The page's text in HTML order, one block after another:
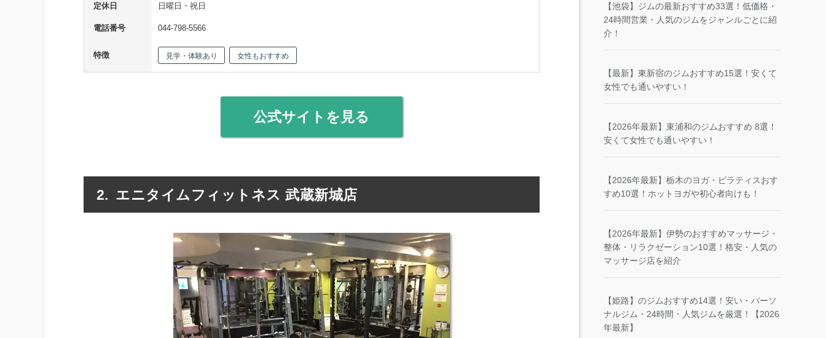
定休日 日曜日・祝日
電話番号 044-798-5566
特徴 見学・体験あり 女性もおすすめ
公式サイトを見る
エニタイムフィットネス 武蔵新城店
【池袋】ジムの最新おすすめ33選！低価格・
24時間営業・人気のジムをジャンルごとに紹
介！
【最新】東新宿のジムおすすめ15選！安くて
女性でも通いやすい！
【2026年最新】東浦和のジムおすすめ 8選！
安くて女性でも通いやすい！
【2026年最新】栃木のヨガ・ピラティスおす
すめ10選！ホットヨガや初心者向けも！
【2026年最新】伊勢のおすすめマッサージ・
整体・リラクゼーション10選！格安・人気の
マッサージ店を紹介
【姫路】のジムおすすめ14選！安い・パーソ
ナルジム・24時間・人気ジムを厳選！【2026
年最新】